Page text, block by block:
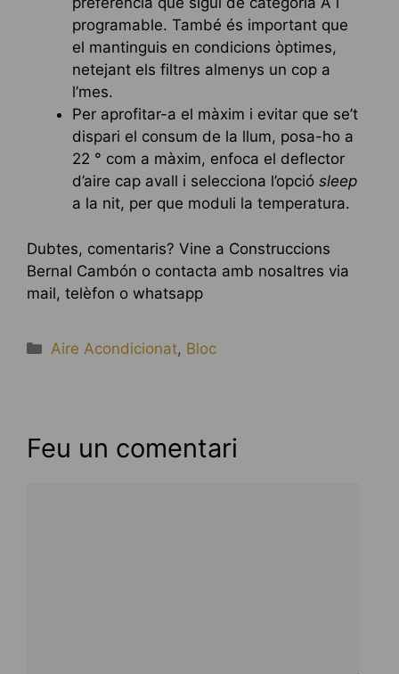
programable. També és important que
el mantinguis en condicions òptimes,
netejant els filtres almenys un cop a
l’mes.
Per aprofitar-a el màxim i evitar que se’t
dispari el consum de la llum, posa-ho a
22 ° com a màxim, enfoca el deflector
d’aire cap avall i selecciona l’opció sleep
a la nit, per que moduli la temperatura.
Dubtes, comentaris? Vine a Construccions
Bernal Cambón o contacta amb nosaltres via
mail, telèfon o whatsapp
Categories
Aire Acondicionat, Bloc
Feu un comentari